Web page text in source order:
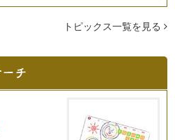
、英語学習の形もどんどん変わっ
住んでいて…
ョンをとる際、音声だけでなくボ
す。耳で聞…
トピックス一覧を見る